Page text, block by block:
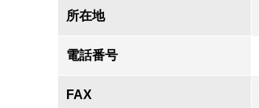
所在地
電話番号
FAX